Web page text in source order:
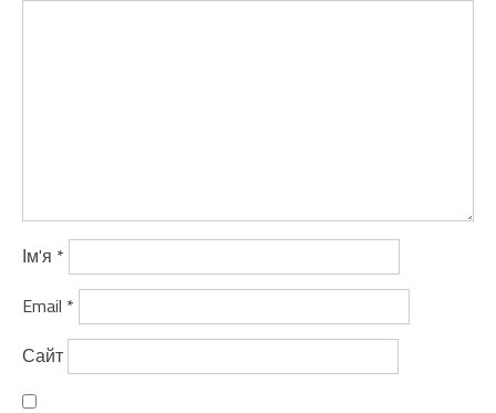
Ім'я *
Email *
Сайт